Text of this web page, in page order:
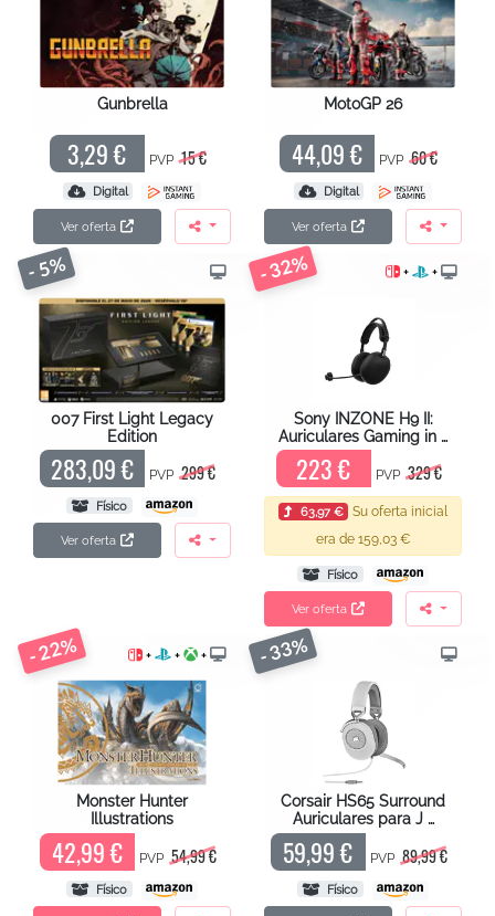
Gunbrella
3,29 € PVP 15 €
Digital
Ver oferta
MotoGP 26
44,09 € PVP 60 €
Digital
Ver oferta
- 5%
007 First Light Legacy
Edition
283,09 € PVP 299 €
Físico
Ver oferta
- 32% + +
Sony INZONE H9 II:
Auriculares Gaming in …
223 € PVP 329 €
63,97 €
Su oferta inicial
era de 159,03 €
Físico
Ver oferta
- 22% + + +
Monster Hunter
Illustrations
42,99 € PVP 54,99 €
Físico
- 33%
Corsair HS65 Surround
Auriculares para J …
59,99 € PVP 89,99 €
Físico